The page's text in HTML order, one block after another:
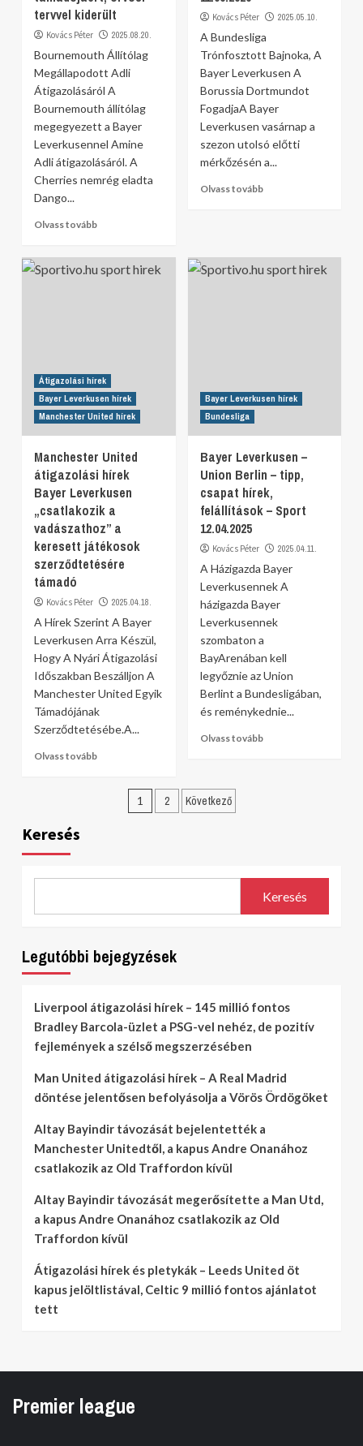
tervvel kiderült
Kovács Péter 2025.08.20.
Bournemouth Állítólag
Megállapodott Adli
Átigazolásáról A
Bournemouth állítólag
megegyezett a Bayer
Leverkusennel Amine
Adli átigazolásáról. A
Cherries nemrég eladta
Dango...
Olvass tovább
Kovács Péter 2025.05.10.
A Bundesliga
Trónfosztott Bajnoka, A
Bayer Leverkusen A
Borussia Dortmundot
FogadjaA Bayer
Leverkusen vasárnap a
szezon utolsó előtti
mérkőzésén a...
Olvass tovább
Átigazolási hírek
Bayer Leverkusen hírek
Manchester United hírek
Manchester United
átigazolási hírek
Bayer Leverkusen
„csatlakozik a
vadászathoz” a
keresett játékosok
szerződtetésére
támadó
Kovács Péter 2025.04.18.
A Hírek Szerint A Bayer
Leverkusen Arra Készül,
Hogy A Nyári Átigazolási
Időszakban Beszálljon A
Manchester United Egyik
Támadójának
Szerződtetésébe.A...
Olvass tovább
Bayer Leverkusen hírek
Bundesliga
Bayer Leverkusen –
Union Berlin – tipp,
csapat hírek,
felállítások – Sport
12.04.2025
Kovács Péter 2025.04.11.
A Házigazda Bayer
Leverkusennek A
házigazda Bayer
Leverkusennek
szombaton a
BayArenában kell
legyőznie az Union
Berlint a Bundesligában,
és reménykednie...
Olvass tovább
Bejegyzések
1 2 Következő
Keresés
Keresés
Legutóbbi bejegyzések
Liverpool átigazolási hírek – 145 millió fontos
Bradley Barcola-üzlet a PSG-vel nehéz, de pozitív
fejlemények a szélső megszerzésében
Man United átigazolási hírek – A Real Madrid
döntése jelentősen befolyásolja a Vörös Ördögöket
Altay Bayindir távozását bejelentették a
Manchester Unitedtől, a kapus Andre Onanához
csatlakozik az Old Traffordon kívül
Altay Bayindir távozását megerősítette a Man Utd,
a kapus Andre Onanához csatlakozik az Old
Traffordon kívül
Átigazolási hírek és pletykák – Leeds United öt
kapus jelöltlistával, Celtic 9 millió fontos ajánlatot
tett
Premier league